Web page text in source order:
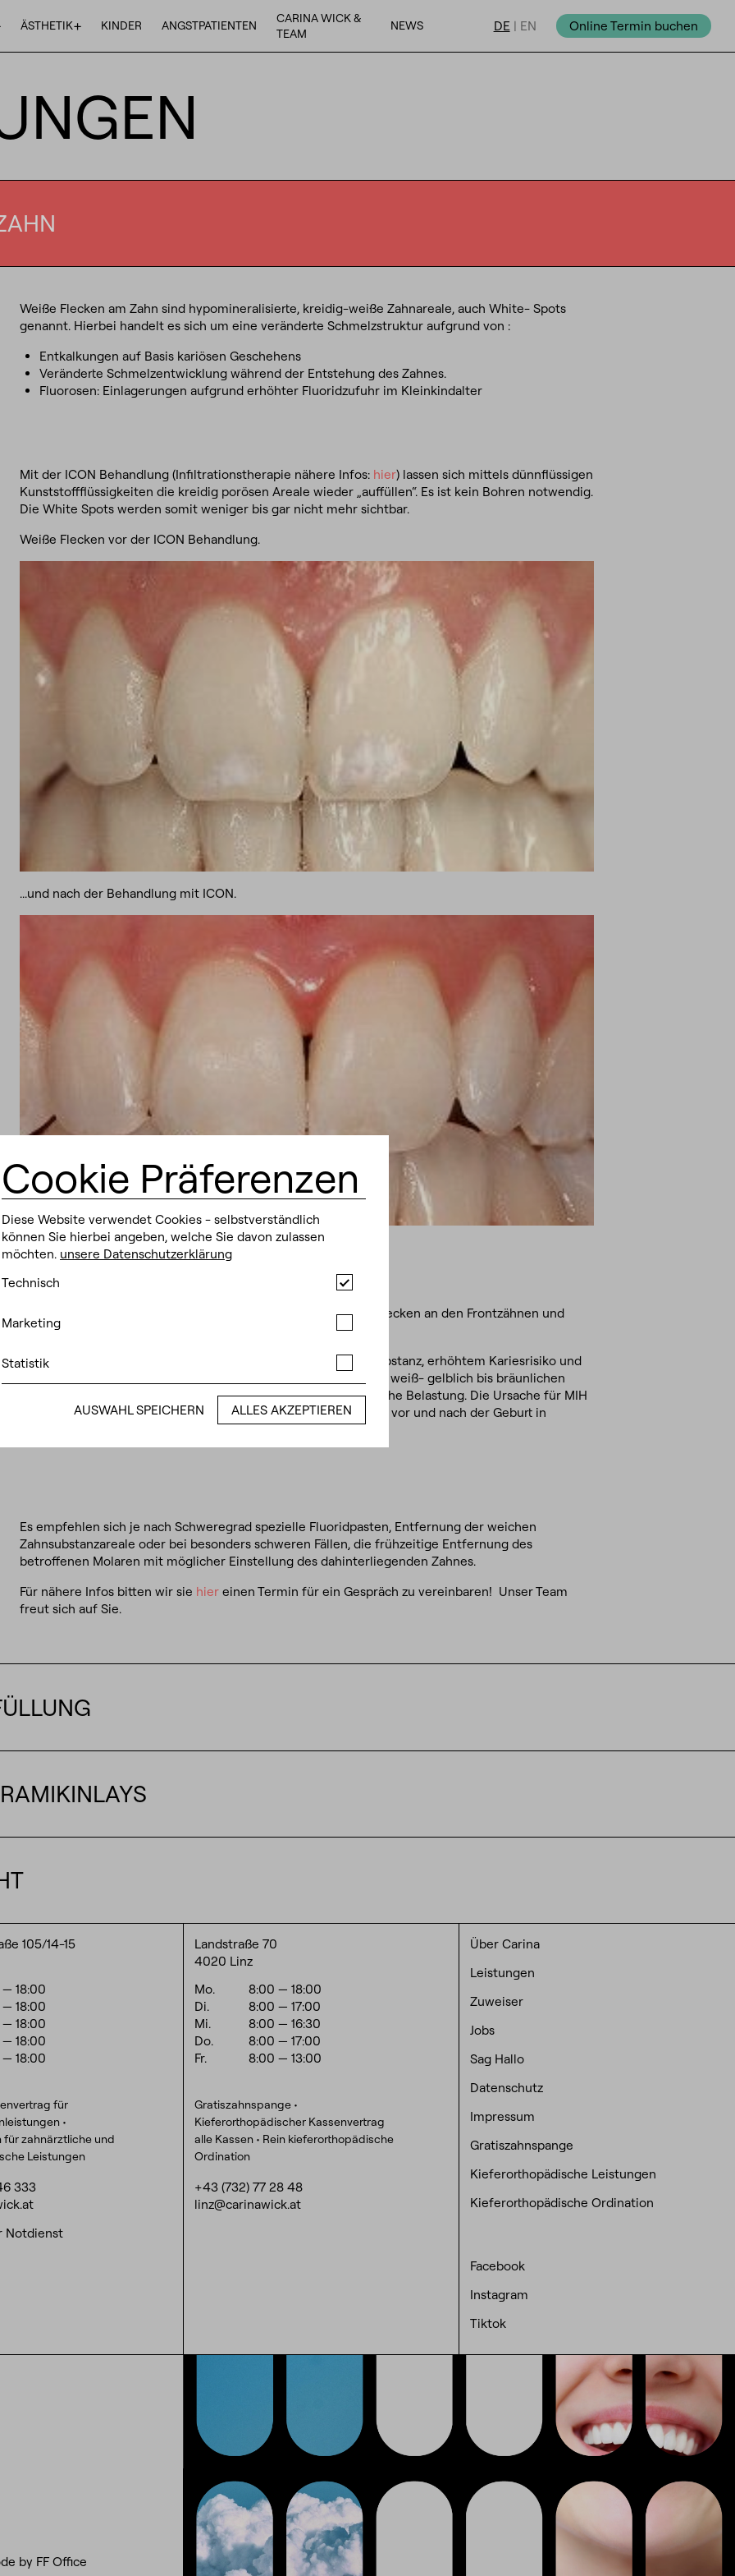
ÄSTHETIK+ KINDER ANGSTPATIENTEN
CARINA WICK &
TEAM
NEWS DE | EN Online Termin buchen
Weiße Flecken am Zahn sind hypomineralisierte, kreidig-weiße Zahnareale, auch White- Spots
genannt. Hierbei handelt es sich um eine veränderte Schmelzstruktur aufgrund von :
Entkalkungen auf Basis kariösen Geschehens
Veränderte Schmelzentwicklung während der Entstehung des Zahnes.
Fluorosen: Einlagerungen aufgrund erhöhter Fluoridzufuhr im Kleinkindalter
Mit der ICON Behandlung (Infiltrationstherapie nähere Infos: hier) lassen sich mittels dünnflüssigen
Kunststoffflüssigkeiten die kreidig porösen Areale wieder „auffüllen“. Es ist kein Bohren notwendig.
Die White Spots werden somit weniger bis gar nicht mehr sichtbar.
Weiße Flecken vor der ICON Behandlung.
...und nach der Behandlung mit ICON.
Molaren Inzisiven Hypomineralisation. Wenn bräunlich weiße Flecken an den Frontzähnen und
auch Molaren auftreten.
Abhängig vom Schweregrad kann es zu Verlust von Zahnhartsubstanz, erhöhtem Kariesrisiko und
höherer Empfindlichkeit (Temperatur, Berührung) kommen. Die weiß- gelblich bis bräunlichen
Flecken sind vor allem im Frontzahnbereich auch eine ästhetische Belastung. Die Ursache für MIH
ist nachwievor ungeklärt. In der Wissenschaft werden Ursachen vor und nach der Geburt in
Es empfehlen sich je nach Schweregrad spezielle Fluoridpasten, Entfernung der weichen
Zahnsubstanzareale oder bei besonders schweren Fällen, die frühzeitige Entfernung des
betroffenen Molaren mit möglicher Einstellung des dahinterliegenden Zahnes.
Für nähere Infos bitten wir sie hiereinen Termin für ein Gespräch zu vereinbaren! Unser Team
freut sich auf Sie.
105/14-15
— 18:00
— 18:00
— 18:00
— 18:00
— 18:00
für
•
für zahnärztliche und
Leistungen
333
Notdienst
Landstraße 70
4020 Linz
Mo.
8:00— 18:00
Di.
8:00— 17:00
Mi.
8:00— 16:30
Do.
8:00— 17:00
Fr.
8:00— 13:00
Gratiszahnspange •
Kieferorthopädischer Kassenvertrag
alle Kassen • Rein kieferorthopädische
Ordination
+43 (732) 77 28 48
linz@carinawick.at
Über Carina
Leistungen
Zuweiser
Jobs
Sag Hallo
Datenschutz
Impressum
Gratiszahnspange
Kieferorthopädische Leistungen
Kieferorthopädische Ordination
Facebook
Instagram
Tiktok
by FF Office
Cookie Präferenzen
Diese Website verwendet Cookies - selbstverständlich
können Sie hierbei angeben, welche Sie davon zulassen
möchten. unsere Datenschutzerklärung
Technisch
Technical
Cookies
Marketing Marketing
Cookies
Statistik Statistics
Cookies
AUSWAHL SPEICHERN ALLES AKZEPTIEREN